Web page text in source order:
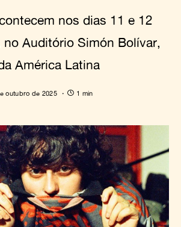
nos dias 11 e 12
no Auditório Simón Bolívar,
América Latina
outubro de 2025 1 min